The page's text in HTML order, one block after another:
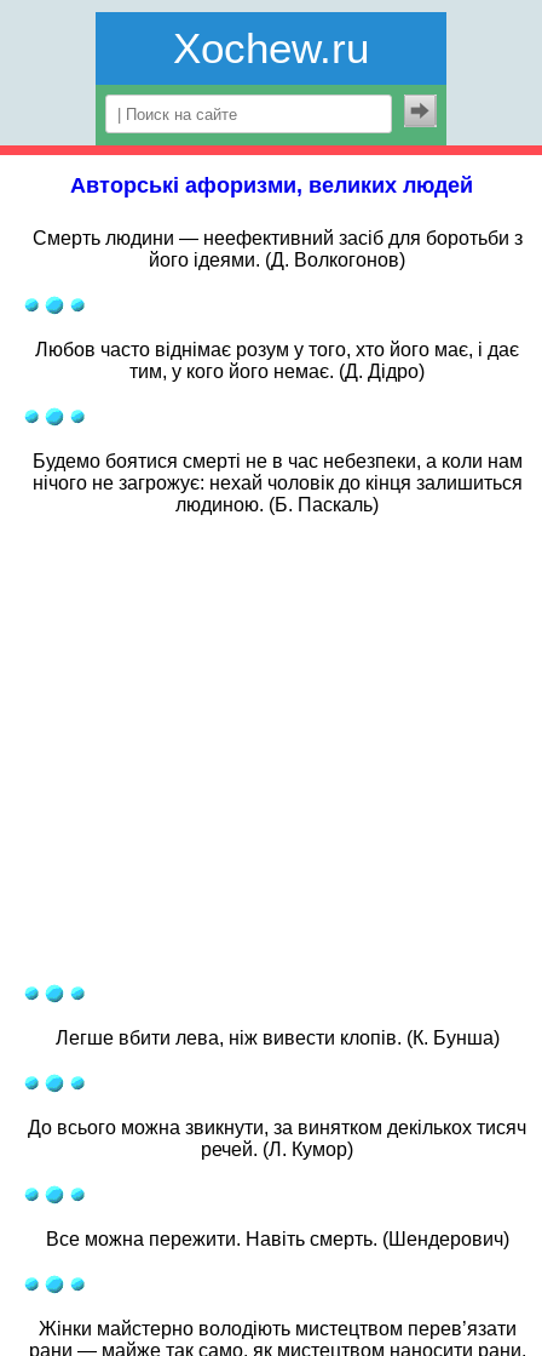
Xochew.ru
Авторські афоризми, великих людей
Смерть людини — неефективний засіб для боротьби з
його ідеями. (Д. Волкогонов)
Любов часто віднімає розум у того, хто його має, і дає
тим, у кого його немає. (Д. Дідро)
Будемо боятися смерті не в час небезпеки, а коли нам
нічого не загрожує: нехай чоловік до кінця залишиться
людиною. (Б. Паскаль)
Легше вбити лева, ніж вивести клопів. (К. Бунша)
До всього можна звикнути, за винятком декількох тисяч
речей. (Л. Кумор)
Все можна пережити. Навіть смерть. (Шендерович)
Жінки майстерно володіють мистецтвом перев’язати
рани — майже так само, як мистецтвом наносити рани.